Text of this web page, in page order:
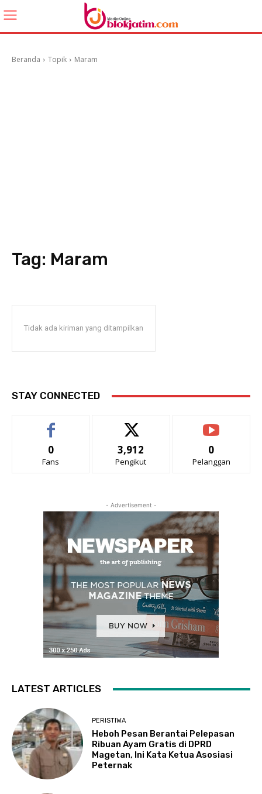
Beranda Topik Maram
Tag: Maram
Tidak ada kiriman yang ditampilkan
STAY CONNECTED
0
Fans
3,912
Pengikut
0
Pelanggan
- Advertisement -
LATEST ARTICLES
PERISTIWA
Heboh Pesan Berantai Pelepasan
Ribuan Ayam Gratis di DPRD
Magetan, Ini Kata Ketua Asosiasi
Peternak